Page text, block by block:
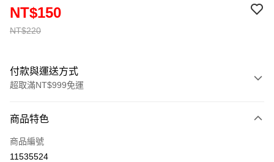
NT$220
NT$150
付款與運送方式
超取滿NT$999免運
信用卡一次付款
超商取貨付款
商品特色
商品編號
11535524